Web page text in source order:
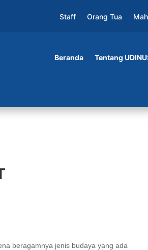
Staff Orang Tua
Beranda Tentang
beragamnya jenis budaya yang ada